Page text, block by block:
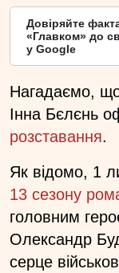
Довіряйте
«Главком» до
у Google
Нагадаємо,
Інна Бєлєнь
розставання.
Як відомо, 1
13 сезону
головним
Олександр
серце